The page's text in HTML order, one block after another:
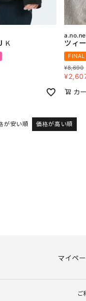
Ｋ ツィ
FINAL
¥8,690
¥
カ
が安い順 価格が高い順
マイペ
ご